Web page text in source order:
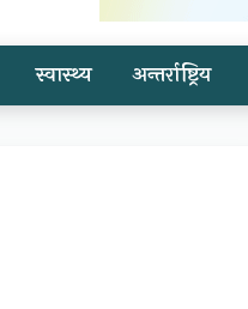
स्वास्थ्य अन्तर्राष्ट्रिय